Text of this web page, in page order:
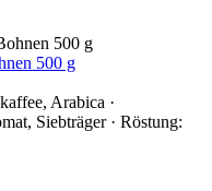
500 g
Arabica ·
Siebträger · Röstung: